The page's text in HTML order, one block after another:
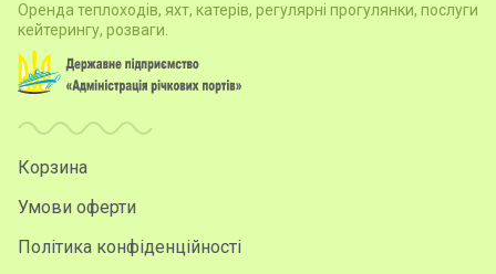
Оренда теплоходів, яхт, катерів, регулярні прогулянки, послуги
кейтерингу, розваги.
Корзина
Умови оферти
Політика конфіденційності